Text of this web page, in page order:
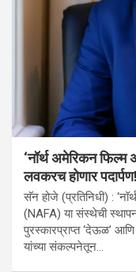
‘नॉर्थ अमेरिकन फिल्म
लवकरच होणार पदार्पण!
सॅन होजे (प्रतिनिधी) :
(NAFA) या संस्थेची
पुरस्कारप्राप्त ‘देऊळ’ आणि
यांच्या संकल्पनेतून…